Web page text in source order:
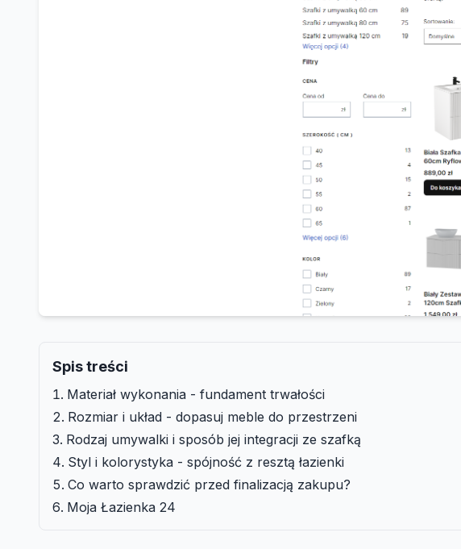
Spis treści
Materiał wykonania - fundament trwałości
Rozmiar i układ - dopasuj meble do przestrzeni
Rodzaj umywalki i sposób jej integracji ze szafką
Styl i kolorystyka - spójność z resztą łazienki
Co warto sprawdzić przed finalizacją zakupu?
Moja Łazienka 24